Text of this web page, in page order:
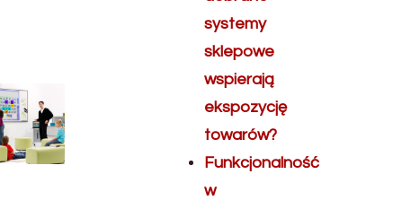
systemy
sklepowe
wspierają
ekspozycję
towarów?
Funkcjonalność
w